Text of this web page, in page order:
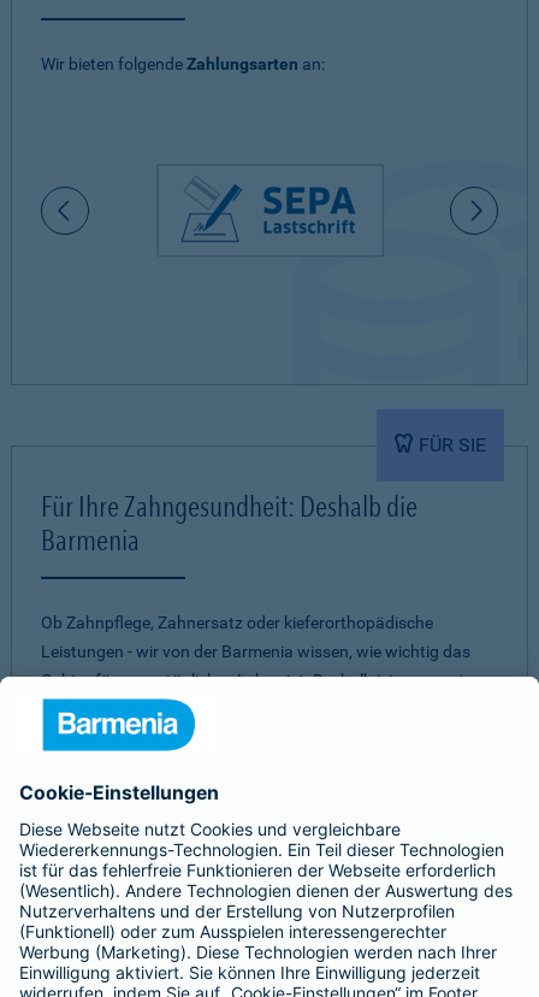
Wir bieten folgendeZahlungsarten an:
FÜR SIE
Für Ihre Zahngesundheit: Deshalb die
Barmenia
Ob Zahnpflege, Zahnersatz oder kieferorthopädische
Leistungen - wir von der Barmenia wissen, wie wichtig das
Gebiss für unser tägliches Leben ist. Deshalb ist es uns ein
Anliegen, Ihnen einumfassendes und individuelles
Vorsorge-Paketzu bieten. Mit einer unserer
hohen Eigenanteils Abstriche bei zahnärztlichen
Behandlungen machen. Dabei ist es uns wichtig, für jeden
einen passenden Schutz zu finden. Daher können Sie aus
verschiedenen Tarifendie beste Zahnversicherung
auswählen.Egal für welches unserer Produkte Sie sich
entscheiden - bei allen unseren Tarifen erwartet Sie ein
Preis-Leistungs-Verhältnis.